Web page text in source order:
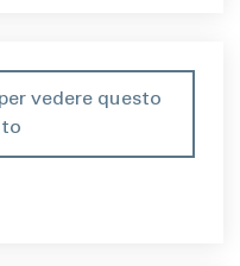
vedere questo